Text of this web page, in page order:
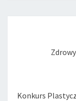
Konkurs